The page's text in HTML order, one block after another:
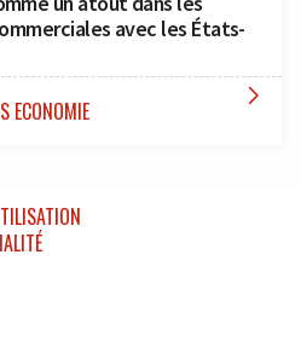
avec les États-
ECONOMIE 